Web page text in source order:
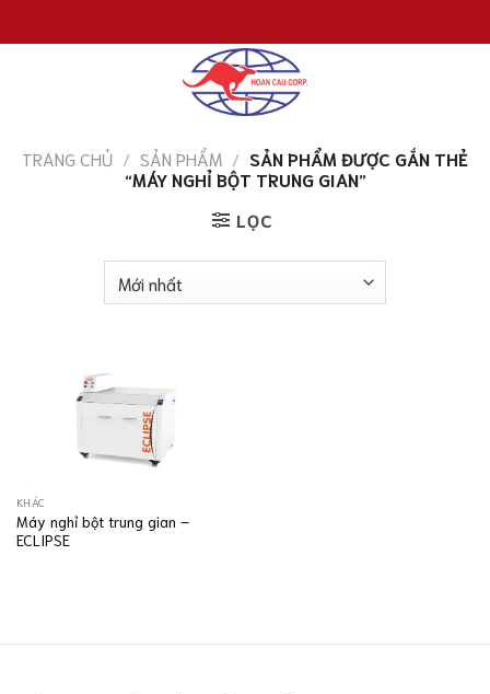
đến
TRANG CHỦ / SẢN PHẨM / SẢN PHẨM ĐƯỢC GẮN THẺ
“MÁY NGHỈ BỘT TRUNG GIAN”
LỌC
KHÁC
Máy nghỉ bột trung gian –
ECLIPSE